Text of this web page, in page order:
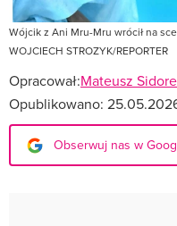
Wójcik z Ani Mru-Mru wrócił na
WOJCIECH STROZYK/REPORTER
Opracował:Mateusz
Opublikowano:
Obserwuj nas w